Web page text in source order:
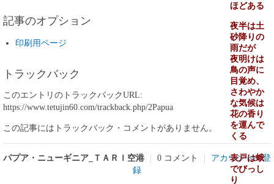
ほどある
夜半は土
砂降りの
雨だが
夜明けは
鳥の声に
目覚め、
さわやか
な気候は
花の香り
を運んで
くる
表戸は蛾
でびっし
り
記事のオプション
印刷用ページ
トラックバック
このエントリのトラックバックURL:
https://www.tetujin60.com/trackback.php/2Papua
この記事にはトラックバック・コメントがありません。
パプア・ニューギニア_ＴＡＲＩ空港 0 コメント
アカウントの登
録